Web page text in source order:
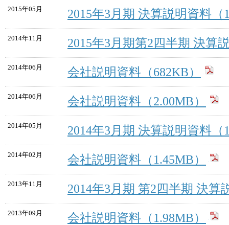
2015年05月 2015年3月期 決算説明資料（
2014年11月 2015年3月期第2四半期 決算
2014年06月 会社説明資料（682KB）
2014年06月 会社説明資料（2.00MB）
2014年05月 2014年3月期 決算説明資料（
2014年02月 会社説明資料（1.45MB）
2013年11月 2014年3月期 第2四半期 決算
2013年09月 会社説明資料（1.98MB）